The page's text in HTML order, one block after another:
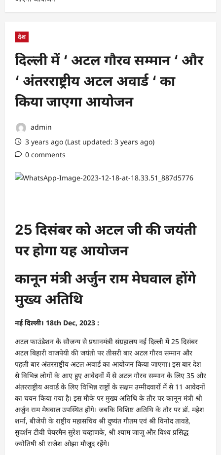
देश
दिल्ली में ‘ अटल गौरव सम्मान ‘ और
‘ अंतरराष्ट्रीय अटल अवार्ड ‘ का
किया जाएगा आयोजन
admin
3 years ago (Last updated: 3 years ago)
0 comments
25 दिसंबर को अटल जी की जयंती
पर होगा यह आयोजन
कानून मंत्री अर्जुन राम मेघवाल होंगे
मुख्य अतिथि
नई दिल्ली। 18th Dec, 2023 :
अटल फाउंडेशन के सौजन्य से प्रधानमंत्री संग्रहालय नई दिल्ली में 25 दिसंबर
अटल बिहारी वाजपेयी की जयंती पर तीसरी बार अटल गौरव सम्मान और
पहली बार अंतरराष्ट्रीय अटल अवार्ड का आयोजन किया जाएगा। इस बार देश
से विभिन्न लोगों के आए हुए आवेदनों में से अटल गौरव सम्मान के लिए 35 और
अंतरराष्ट्रीय अवार्ड के लिए विभिन्न राष्ट्रों के सक्षम उम्मीदवारों में से 11 आवेदनों
का चयन किया गया है। इस मौके पर मुख्य अतिथि के तौर पर कानून मंत्री श्री
अर्जुन राम मेघवाल उपस्थित होंगे। जबकि विशिष्ट अतिथि के तौर पर डॉ. महेश
शर्मा, बीजेपी के राष्ट्रीय महासचिव श्री दुष्यंत गौतम एवं श्री विनोद तावडे,
सुदर्शन टीवी चेयरमैन सुरेश चव्हाणके, श्री श्याम जाजू और विश्व प्रसिद्ध
ज्योतिषी श्री राजेश ओझा मौजूद रहेंगे।